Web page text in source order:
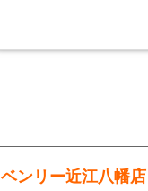
ベンリー近江八幡